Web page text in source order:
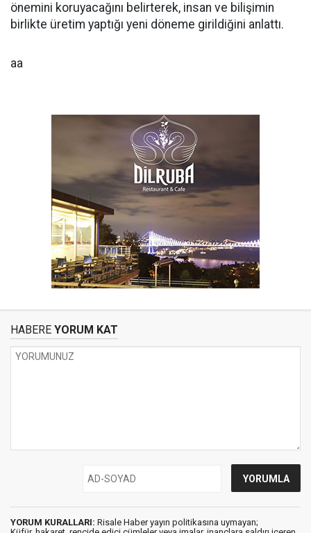
önemini koruyacağını belirterek, insan ve bilişimin
birlikte üretim yaptığı yeni döneme girildiğini anlattı.
aa
HABERE YORUM KAT
YORUM KURALLARI: Risale Haber yayın politikasına uymayan;